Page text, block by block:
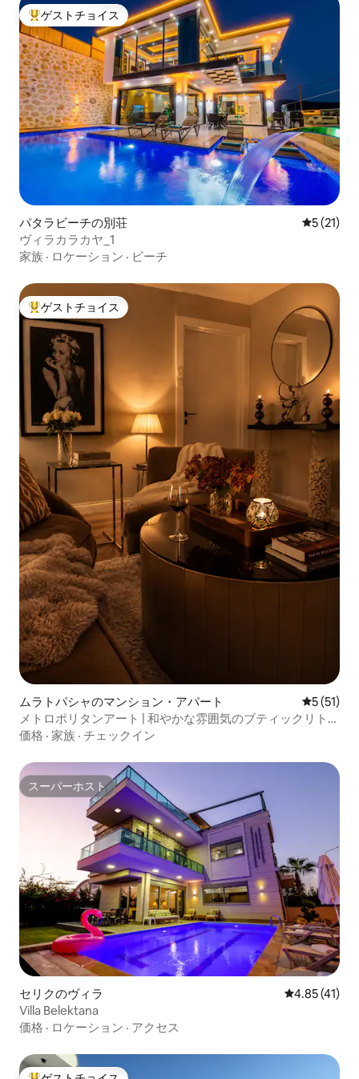
大好評のゲストチョイスです。
ゲストチョイス
パタラビーチの別荘 レビュー
5 (21)
ヴィラカラカヤ_1
家族 · ロケーション · ビーチ
大好評のゲストチョイスです。
ゲストチョイス
ムラトパシャのマンション・アパート レビュー
5 (51)
メトロポリタンアート | 和やかな雰囲気のブティックリトリ
ート
価格 · 家族 · チェックイン
スーパーホスト
スーパーホスト
セリクのヴィラ レビュー41
4.85 (41)
Villa Belektana
価格 · ロケーション · アクセス